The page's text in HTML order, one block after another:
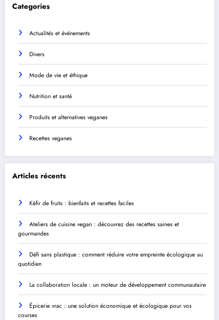
Categories
Actualités et événements
Divers
Mode de vie et éthique
Nutrition et santé
Produits et alternatives veganes
Recettes veganes
Articles récents
Kéfir de fruits : bienfaits et recettes faciles
Ateliers de cuisine vegan : découvrez des recettes saines et
gourmandes
Défi sans plastique : comment réduire votre empreinte écologique au
quotidien
La collaboration locale : un moteur de développement communautaire
Épicerie vrac : une solution économique et écologique pour vos
courses